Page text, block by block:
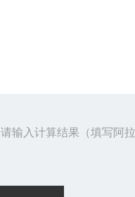
请输入计算结果（填写阿